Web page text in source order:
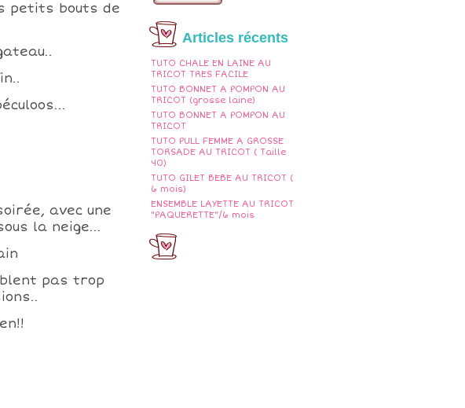
Articles récents
TUTO CHALE EN LAINE AU
TRICOT TRES FACILE
TUTO BONNET A POMPON AU
TRICOT (grosse laine)
TUTO BONNET A POMPON AU
TRICOT
TUTO PULL FEMME A GROSSE
TORSADE AU TRICOT ( Taille
40)
TUTO GILET BEBE AU TRICOT (
6 mois)
ENSEMBLE LAYETTE AU TRICOT
"PAQUERETTE"/6 mois
petits bouts de
avec une
la neige...
pas trop